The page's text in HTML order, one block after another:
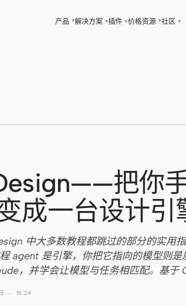
产品 ▾解决方案 ▾插件 ▾价格资源 ▾社区 ▾
把你
成一台设计引
中大多数教程都跳过的部分的实用
agent 是引擎，你把它指向的模型则
，并学会让模型与任务相匹配。基于
15:24